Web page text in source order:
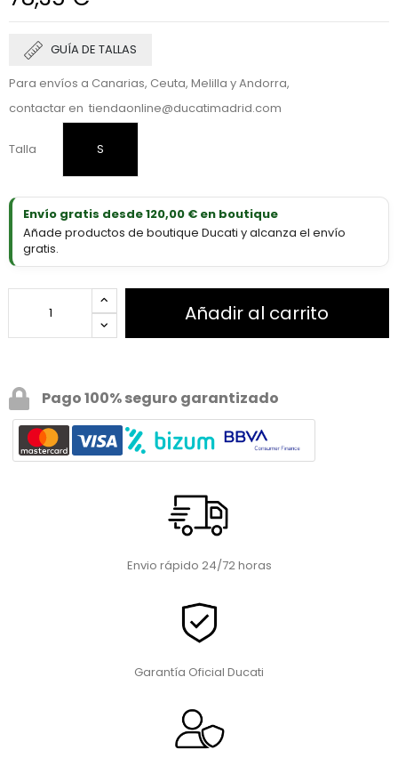
GUÍA DE TALLAS
Para envíos a Canarias, Ceuta, Melilla y Andorra,
contactar en tiendaonline@ducatimadrid.com
Talla S
Envío gratis desde 120,00 € en boutique
Añade productos de boutique Ducati y alcanza el envío
gratis.
Añadir al carrito
Pago 100% seguro garantizado
Envio rápido 24/72 horas
Garantía Oficial Ducati